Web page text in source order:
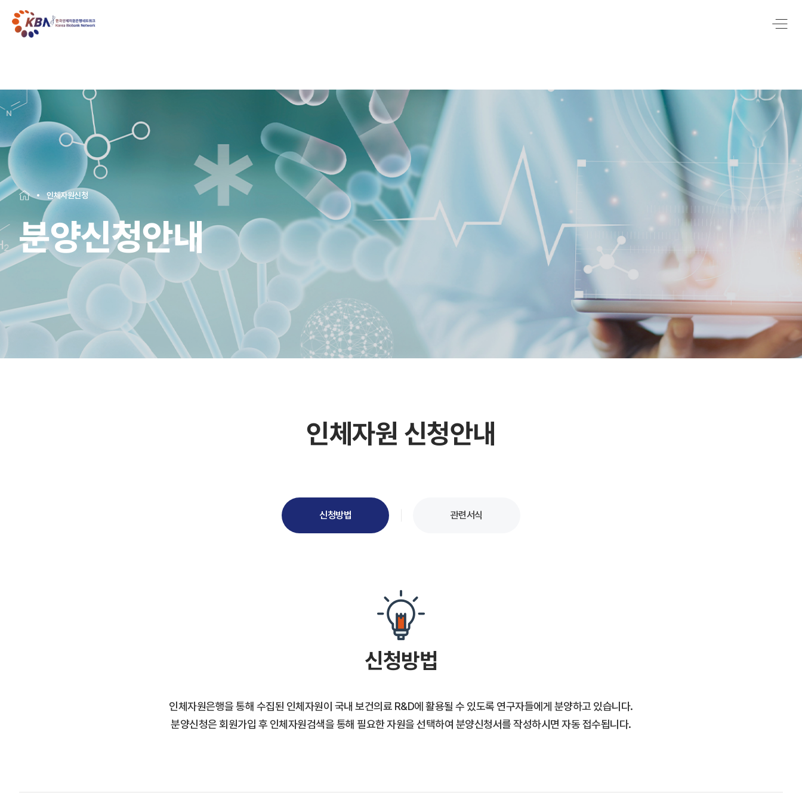
인체자원신청
분양신청안내
인체자원 신청안내
신청방법 관련서식
신청방법
인체자원은행을 통해 수집된 인체자원이 국내 보건의료 R&D에 활용될 수 있도록 연구자들에게 분양하고 있습니다.
분양신청은 회원가입 후 인체자원검색을 통해 필요한 자원을 선택하여 분양신청서를 작성하시면 자동 접수됩니다.